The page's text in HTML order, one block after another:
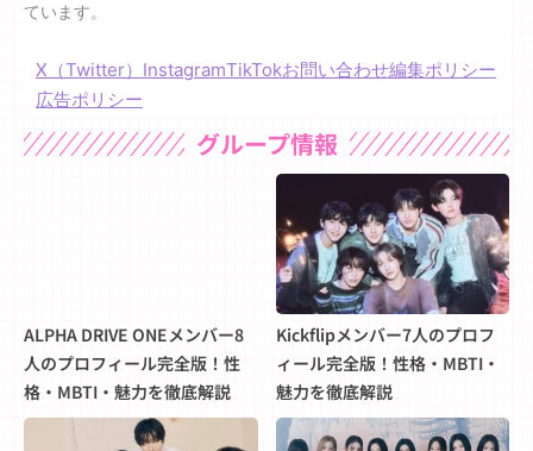
ています。
X（Twitter） InstagramTikTokお問い合わせ編集ポリシー
広告ポリシー
グループ情報
ALPHA DRIVE ONEメンバー8
人のプロフィール完全版！性
格・MBTI・魅力を徹底解説
Kickflipメンバー7人のプロフ
ィール完全版！性格・MBTI・
魅力を徹底解説